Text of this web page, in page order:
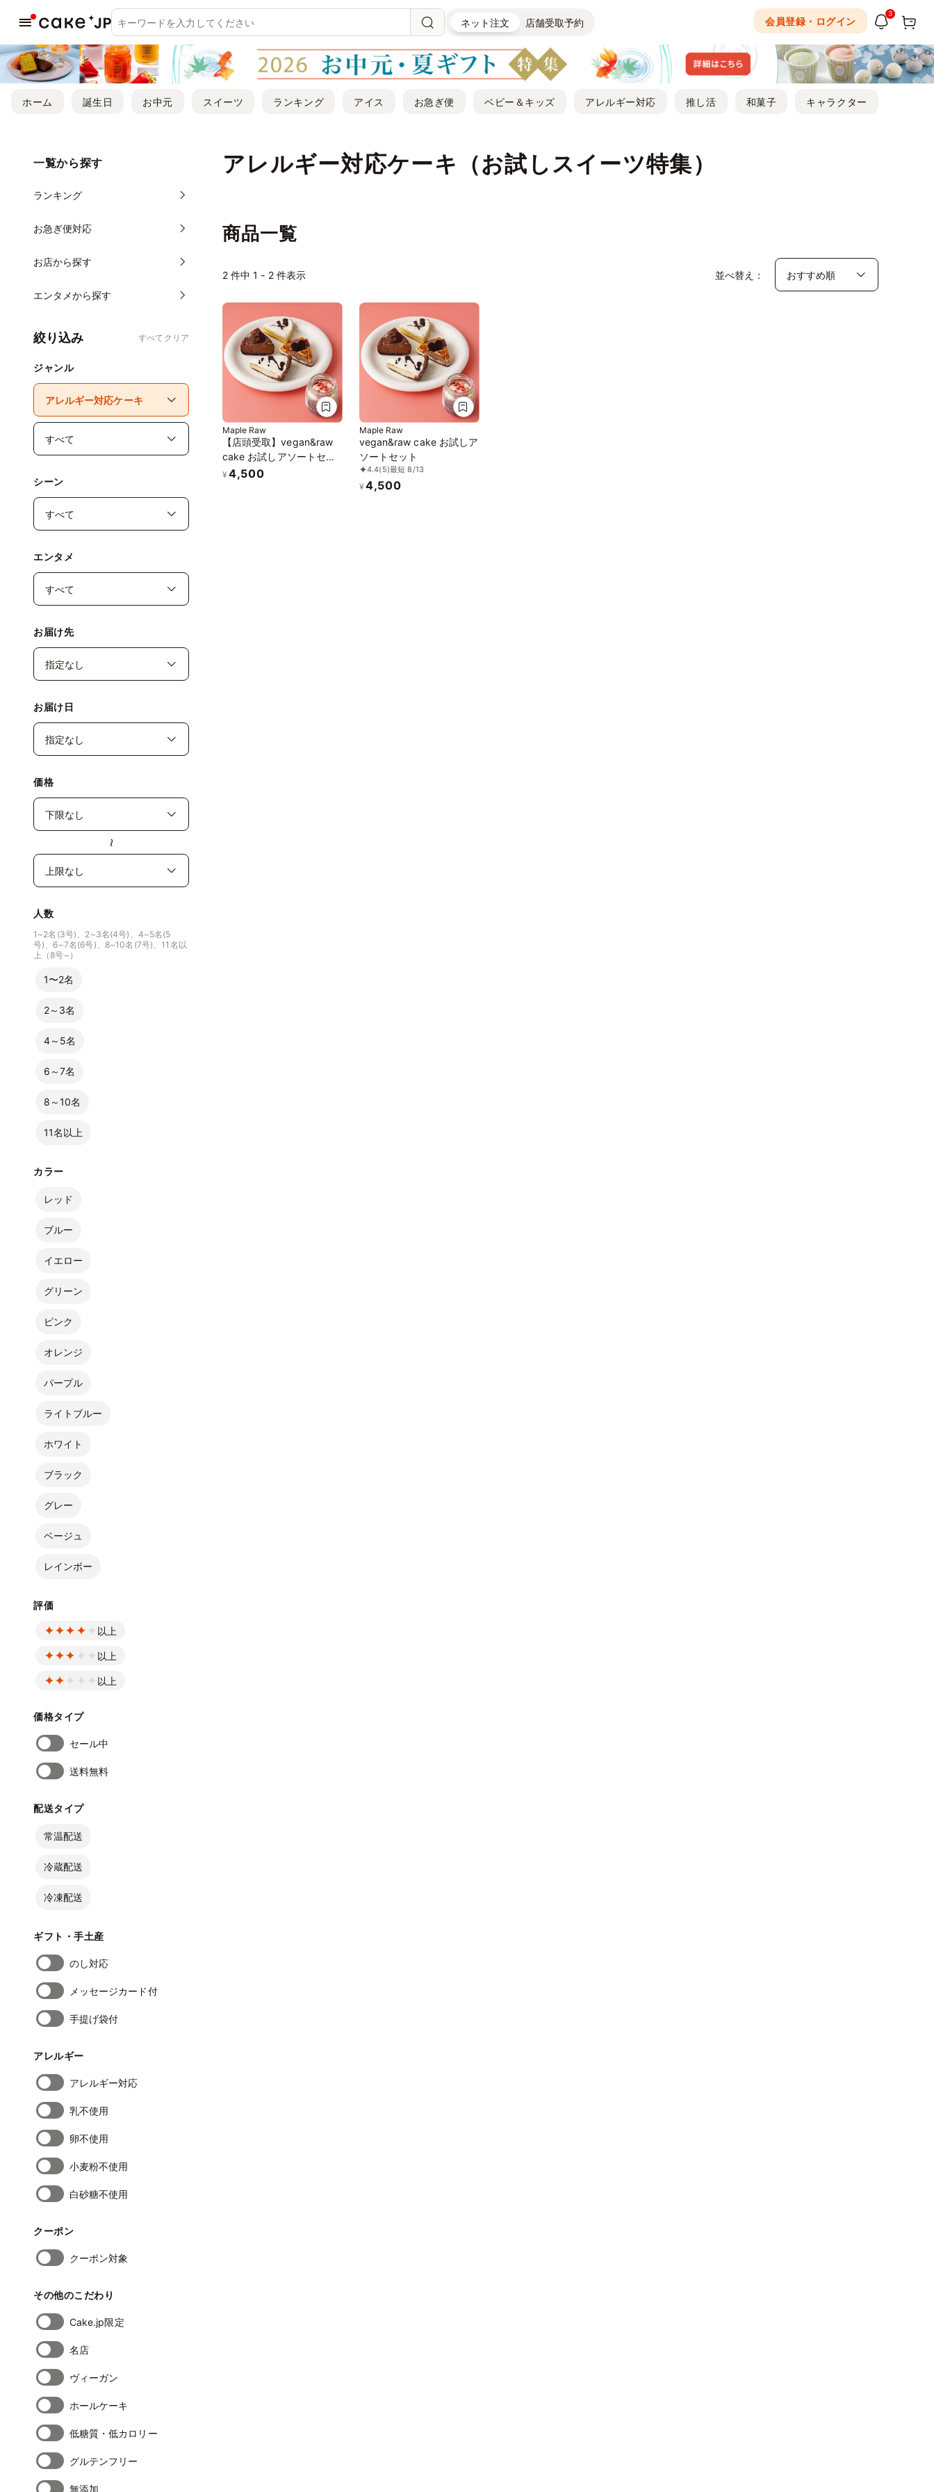
ネット注文 店舗受取予約 会員登録・ログイン
3
ホーム 誕生日 お中元 スイーツ ランキング アイス お急ぎ便 ベビー＆キッズ アレルギー対応 推し活 和菓子 キャラクター
アレルギー対応ケーキ（お試しスイーツ特集）
一覧から探す
ランキング
お急ぎ便対応
お店から探す
エンタメから探す
絞り込み すべてクリア
ジャンル
シーン
エンタメ
お届け先
お届け日
価格
〜
人数
1~2名(3号)、2~3名(4号)、4~5名(5
号)、6~7名(6号)、8~10名(7号)、11名以
上（8号~）
1〜2名
2～3名
4～5名
6～7名
8～10名
11名以上
カラー
レッド
ブルー
イエロー
グリーン
ピンク
オレンジ
パープル
ライトブルー
ホワイト
ブラック
グレー
ベージュ
レインボー
評価
以上
以上
以上
価格タイプ
セール中
送料無料
配送タイプ
常温配送
冷蔵配送
冷凍配送
ギフト・手土産
のし対応
メッセージカード付
手提げ袋付
アレルギー
アレルギー対応
乳不使用
卵不使用
小麦粉不使用
白砂糖不使用
クーポン
クーポン対象
その他のこだわり
Cake.jp限定
名店
ヴィーガン
ホールケーキ
低糖質・低カロリー
グルテンフリー
無添加
商品一覧
2 件中 1 - 2 件表示 並べ替え：
Maple Raw
【店頭受取】vegan&raw
cake お試しアソートセッ
ト
¥ 4,500
Maple Raw
vegan&raw cake お試しア
ソートセット
4.4(5)最短 8/13
¥ 4,500